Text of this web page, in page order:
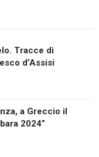
Tracce di
d’Assisi
a Greccio il
2024”